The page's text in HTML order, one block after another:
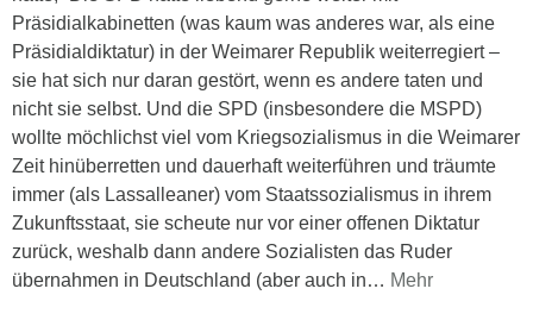
Präsidialkabinetten (was kaum was anderes war, als eine
Präsidialdiktatur) in der Weimarer Republik weiterregiert –
sie hat sich nur daran gestört, wenn es andere taten und
nicht sie selbst. Und die SPD (insbesondere die MSPD)
wollte möchlichst viel vom Kriegsozialismus in die Weimarer
Zeit hinüberretten und dauerhaft weiterführen und träumte
immer (als Lassalleaner) vom Staatssozialismus in ihrem
Zukunftsstaat, sie scheute nur vor einer offenen Diktatur
zurück, weshalb dann andere Sozialisten das Ruder
übernahmen in Deutschland (aber auch in… Mehr